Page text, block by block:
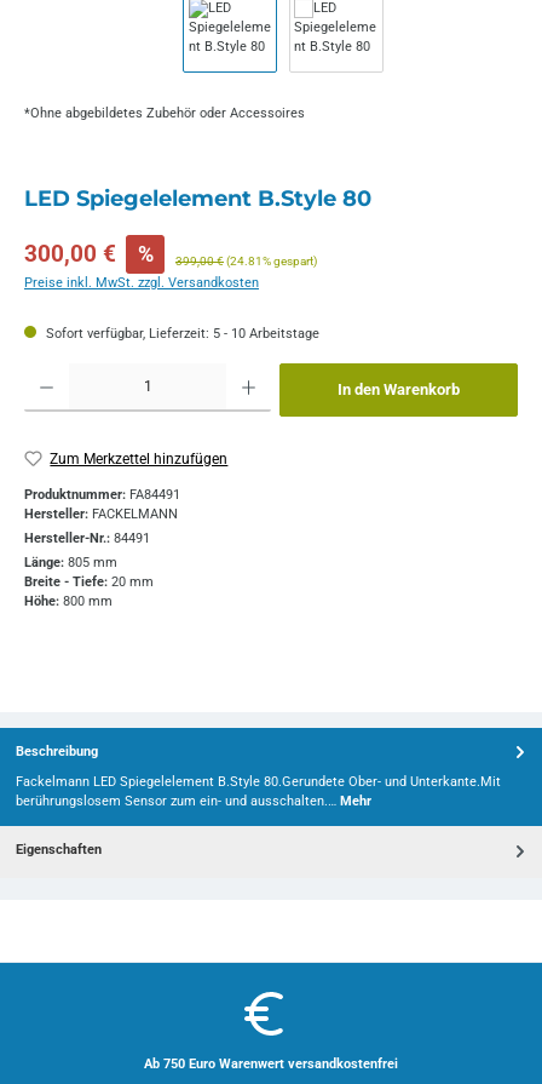
*Ohne abgebildetes Zubehör oder Accessoires
LED Spiegelelement B.Style 80
Verkaufspreis:
300,00 € % Regulärer Preis:
399,00 €(24.81% gespart)
Preise inkl. MwSt. zzgl. Versandkosten
Sofort verfügbar, Lieferzeit: 5 - 10 Arbeitstage
Produkt Anzahl: Gib den gewünschten Wert ein oder benutze die Schaltflächen um
In den Warenkorb
Zum Merkzettel hinzufügen
Produktnummer: FA84491
Hersteller: FACKELMANN
Hersteller-Nr.: 84491
Länge: 805 mm
Breite - Tiefe: 20 mm
Höhe: 800 mm
Beschreibung
Fackelmann LED Spiegelelement B.Style 80.Gerundete Ober- und Unterkante.Mit
berührungslosem Sensor zum ein- und ausschalten.… Mehr
Eigenschaften
Ab 750 Euro Warenwert versandkostenfrei